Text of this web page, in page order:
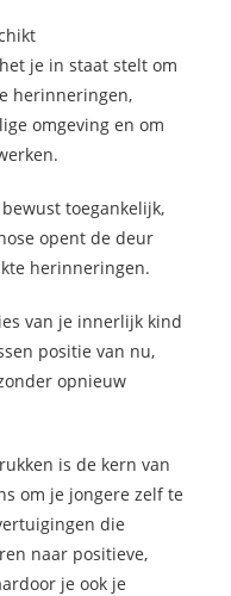
je in staat stelt om
herinneringen,
omgeving en om
toegankelijk,
opent de deur
herinneringen.
van je innerlijk kind
positie van nu,
opnieuw
is de kern van
om je jongere zelf te
die
naar positieve,
je ook je